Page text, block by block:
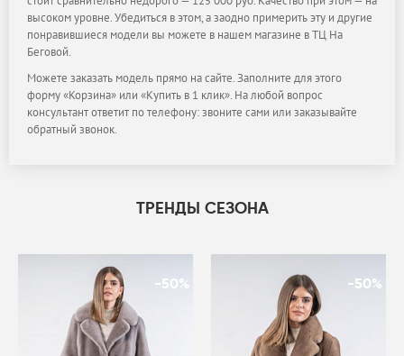
высоком уровне. Убедиться в этом, а заодно примерить эту и другие
понравившиеся модели вы можете в нашем магазине в ТЦ На
Беговой.
Можете заказать модель прямо на сайте. Заполните для этого
форму «Корзина» или «Купить в 1 клик». На любой вопрос
консультант ответит по телефону: звоните сами или заказывайте
обратный звонок.
ТРЕНДЫ СЕЗОНА
-50% -50%